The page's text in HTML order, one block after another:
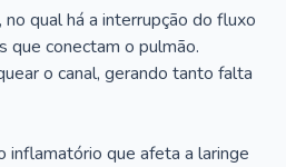
no qual há a interrupção do fluxo
que conectam o pulmão.
o canal, gerando tanto falta
inflamatório que afeta a laringe